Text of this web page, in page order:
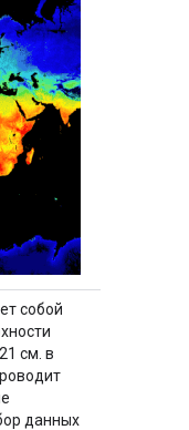
собой
см. в
данных